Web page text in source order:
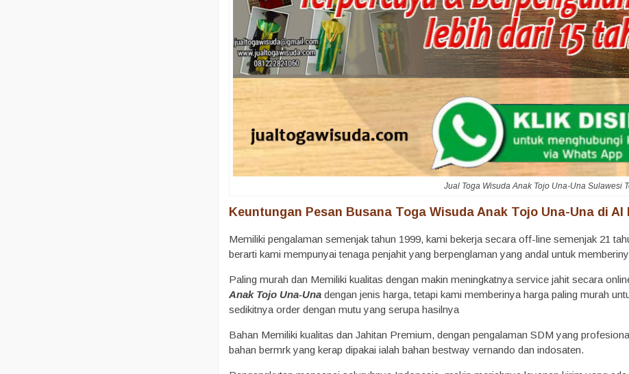
Jual Toga Wisuda Anak Tojo Una-Una Sulawesi
Keuntungan Pesan Busana Toga Wisuda Anak Tojo Una-Una di Al
Memiliki pengalaman semenjak tahun 1999, kami bekerja secara off-line semenjak 21
berarti kami mempunyai tenaga penjahit yang berpenglaman yang andal untuk
Paling murah dan Memiliki kualitas dengan makin meningkatnya service jahit secara
Anak Tojo Una-Una dengan jenis harga, tetapi kami memberinya harga paling murah
sedikitnya order dengan mutu yang serupa hasilnya
Bahan Memiliki kualitas dan Jahitan Premium, dengan pengalaman SDM yang
bahan bermrk yang kerap dipakai ialah bahan bestway vernando dan indosaten.